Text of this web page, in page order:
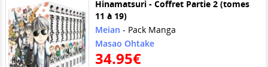
Hinamatsuri - Coffret Partie 2 (tomes
11 à 19)
Meian - Pack Manga
Masao Ohtake
34.95€